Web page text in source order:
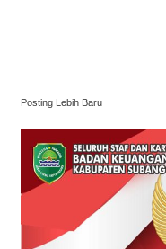
Posting Lebih Baru